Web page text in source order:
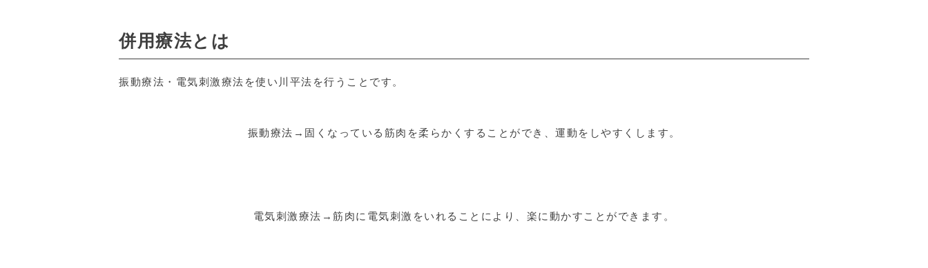
併用療法とは
振動療法・電気刺激療法を使い川平法を行うことです。
振動療法→固くなっている筋肉を柔らかくすることができ、運動をしやすくします。
電気刺激療法→筋肉に電気刺激をいれることにより、楽に動かすことができます。